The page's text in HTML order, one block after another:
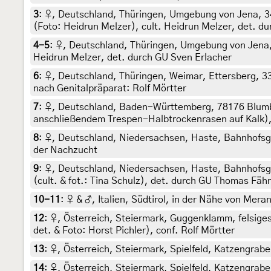
3: ♀, Deutschland, Thüringen, Umgebung von Jena,
(Foto: Heidrun Melzer), cult. Heidrun Melzer, det.
4-5: ♀, Deutschland, Thüringen, Umgebung von
Heidrun Melzer, det. durch GU Sven Erlacher
6: ♀, Deutschland, Thüringen, Weimar, Ettersberg,
nach Genitalpräparat: Rolf Mörtter
7: ♀, Deutschland, Baden-Württemberg, 78176
anschließendem Trespen-Halbtrockenrasen auf
8: ♀, Deutschland, Niedersachsen, Haste,
der Nachzucht
9: ♀, Deutschland, Niedersachsen, Haste,
(cult. & fot.: Tina Schulz), det. durch GU Thomas
10-11 : ♀ & ♂, Italien, Südtirol, in der Nähe von
12: ♀, Österreich, Steiermark, Guggenklamm,
det. & Foto: Horst Pichler), conf. Rolf Mörtter
13: ♀, Österreich, Steiermark, Spielfeld,
14: ♀, Österreich, Steiermark, Spielfeld,